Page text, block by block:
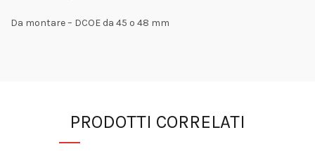
Da montare – DCOE da 45 o 48 mm
PRODOTTI CORRELATI